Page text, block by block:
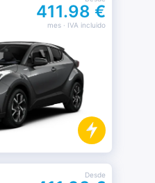
411.98 €
mes· IVA incluido
Desde